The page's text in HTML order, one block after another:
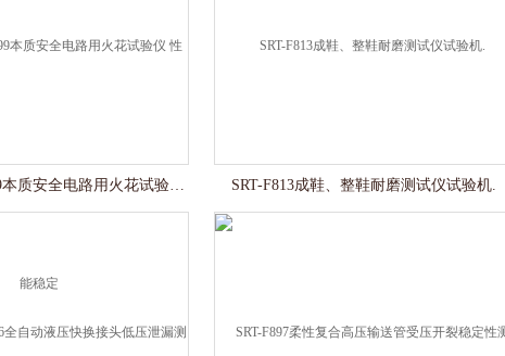
赛锐特 SRT-F899本质安全电路用火花试验仪 性能稳定 SRT-F813成鞋、整鞋耐磨测试仪试验机.